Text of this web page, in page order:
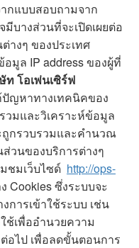
กแบบสอบถามจาก
บางส่วนที่จะเปิดเผยต่อ
างๆ ของประเทศ
อมูล IP address ของผู้ที่
ท โอเพ่นเซิร์ฟ
ปัญหาทางเทคนิคของ
วมและวิเคราะห์ข้อมูล
ถูกรวบรวมและคำนวณ
วนของบริการต่างๆ
ชมเว็บไซด์ http://ops-
Cookies ซึ่งระบบจะ
การเข้าใช้ระบบ เช่น
ช้เพื่ออำนวยความ
อไป เพื่อลดขั้นตอนการ